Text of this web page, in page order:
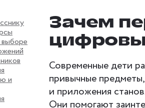
и
Зачем
Современные дети
привычные
и приложения
Они помогают